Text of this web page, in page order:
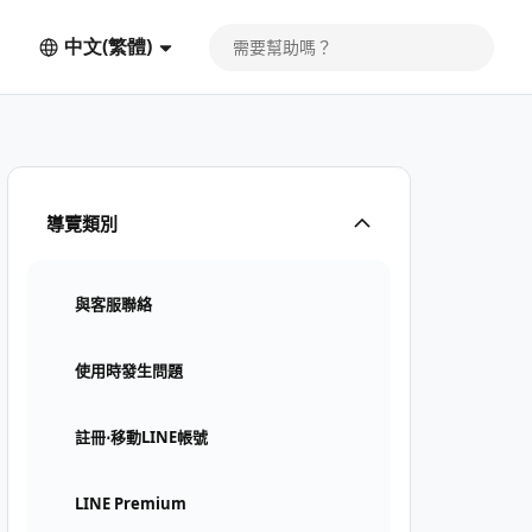
中文(繁體)
導覽類別
與客服聯絡
使用時發生問題
註冊⋅移動LINE帳號
LINE Premium